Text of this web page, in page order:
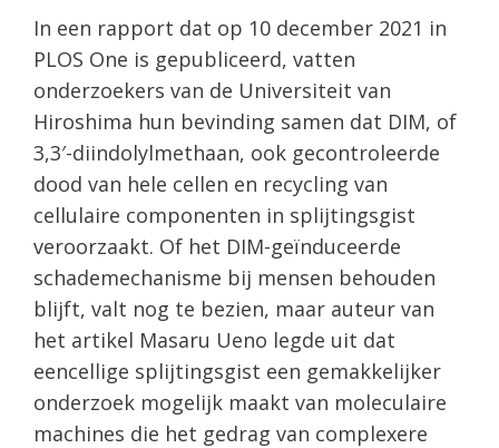
In een rapport dat op 10 december 2021 in
PLOS One is gepubliceerd, vatten
onderzoekers van de Universiteit van
Hiroshima hun bevinding samen dat DIM, of
3,3′-diindolylmethaan, ook gecontroleerde
dood van hele cellen en recycling van
cellulaire componenten in splijtingsgist
veroorzaakt. Of het DIM-geïnduceerde
schademechanisme bij mensen behouden
blijft, valt nog te bezien, maar auteur van
het artikel Masaru Ueno legde uit dat
eencellige splijtingsgist een gemakkelijker
onderzoek mogelijk maakt van moleculaire
machines die het gedrag van complexere